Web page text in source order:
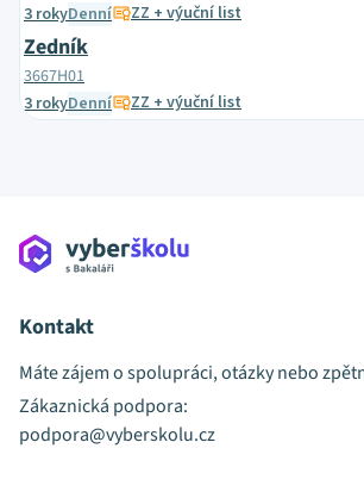
3 rokyDenní ZZ + výuční list
Zedník
3667H01
3 rokyDenní ZZ + výuční list
Kontakt
Máte zájem o spolupráci, otázky nebo
Zákaznická podpora:
podpora@vyberskolu.cz